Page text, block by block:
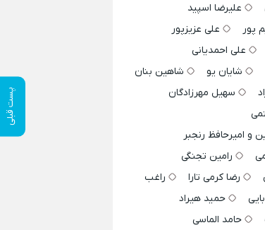
پست قبلی
علیرضا اسپید
پور
علی عزیزپور
علی احمدیانی
شایان یو
شاهین بنان
سهیل مهرزادگان
و امیرحافظ رنجبر
رامین تجنگی
رضا کرمی تارا
راغب
حمید هیراد
حامد الماسی